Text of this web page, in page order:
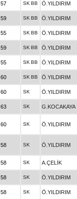
57 SK BB Ö.YILDIRIM
59 SK BB Ö.YILDIRIM
55 SK BB Ö.YILDIRIM
59 SK BB Ö.YILDIRIM
55 SK BB Ö.YILDIRIM
60 SK BB Ö.YILDIRIM
60 SK Ö.YILDIRIM
63 SK G.KOCAKAYA
60 SK Ö.YILDIRIM
58 SK Ö.YILDIRIM
58 SK A.ÇELİK
58 SK Ö.YILDIRIM
58 SK Ö.YILDIRIM